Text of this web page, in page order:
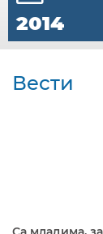
2014
Вести